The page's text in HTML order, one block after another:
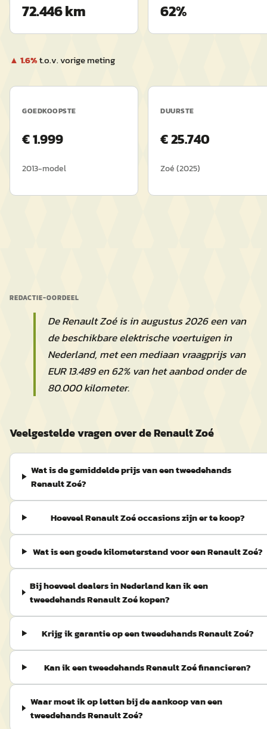
72.446 km 62%
▲ 1.6%t.o.v. vorige meting
GOEDKOOPSTE
€1.999
2013-model
DUURSTE
€25.740
Zoé(2025)
REDACTIE-OORDEEL
De Renault Zoé is in augustus 2026 een van
de beschikbare elektrische voertuigen in
Nederland, met een mediaan vraagprijs van
EUR 13.489 en 62% van het aanbod onder de
80.000 kilometer.
Veelgestelde vragen over de Renault Zoé
Wat is de gemiddelde prijs van een tweedehands
Renault Zoé?
Hoeveel Renault Zoé occasions zijn er te koop?
Wat is een goede kilometerstand voor een Renault Zoé?
Bij hoeveel dealers in Nederland kan ik een
tweedehands Renault Zoé kopen?
Krijg ik garantie op een tweedehands Renault Zoé?
Kan ik een tweedehands Renault Zoé financieren?
Waar moet ik op letten bij de aankoop van een
tweedehands Renault Zoé?